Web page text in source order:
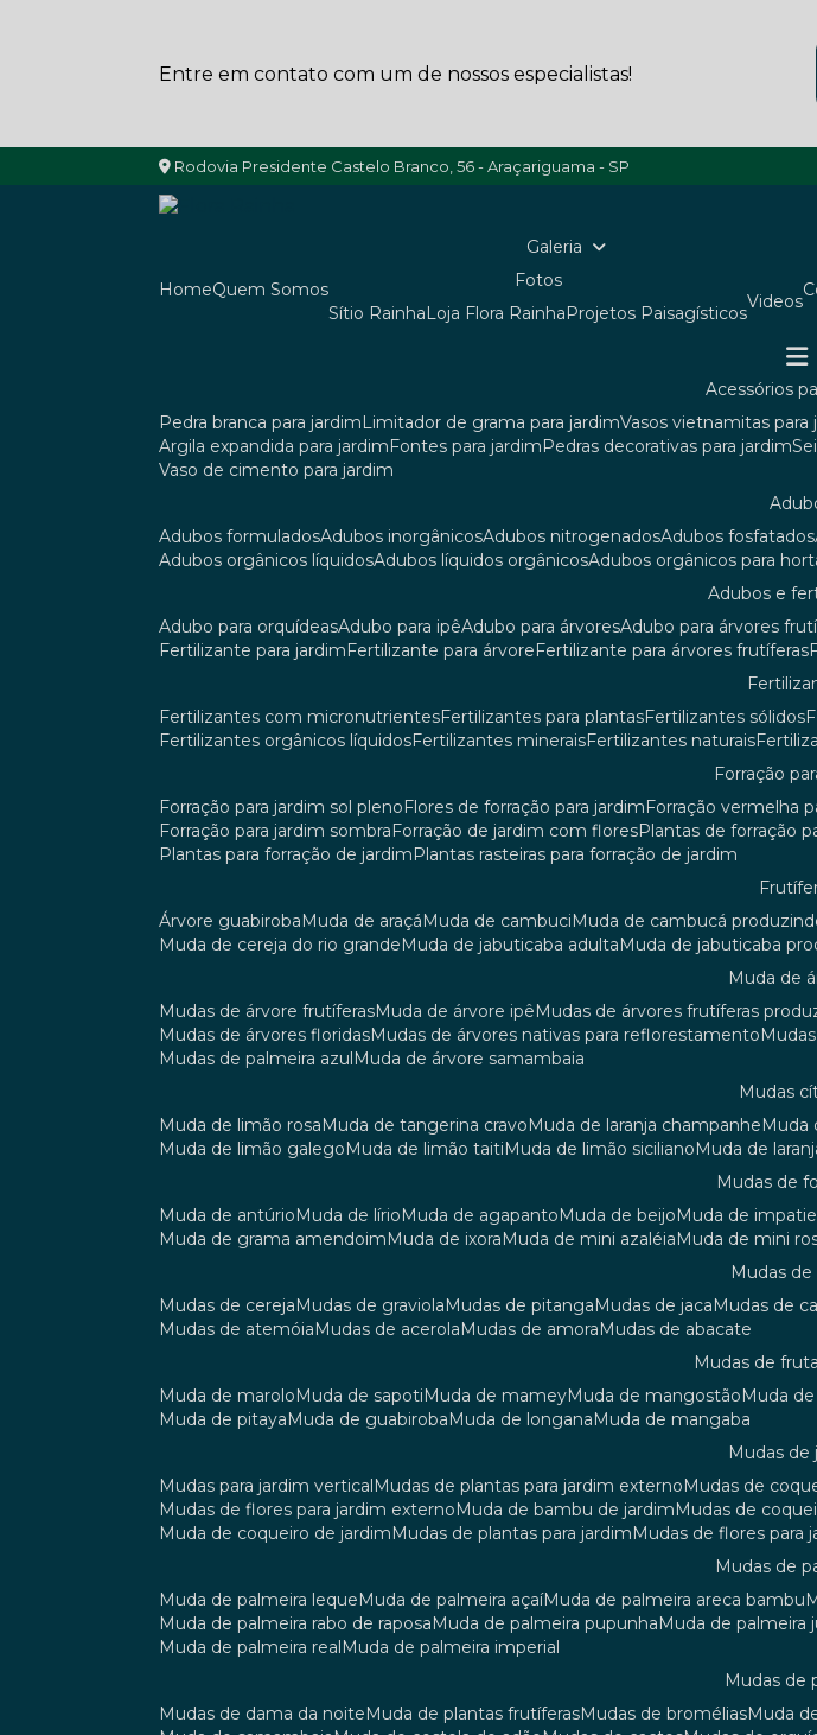
Entre em contato com um de nossos especialistas!
Rodovia Presidente Castelo Branco, 56 - Araçariguama - SP
Home Quem Somos
Galeria
Fotos
Sítio Rainha
Loja Flora Rainha Projetos Paisagísticos
Videos
acessórios
pedra branca para jardim
limitador de grama para jardim vasos vietnamitas para
argila expandida para jardim
fontes para jardim pedras decorativas para jardim
vaso de cimento para jardim
adubos formulados adubos inorgânicos adubos nitrogenados adubos fosfatados
adubos orgânicos líquidos adubos líquidos orgânicos adubos orgânicos para
adubos e
adubo para orquídeas adubo para ipê adubo para árvores adubo para árvores
fertilizante para jardim
fertilizante para árvore fertilizante para árvores frutíferas
fertilizantes com micronutrientes fertilizantes para plantas fertilizantes sólidos
fertilizantes orgânicos líquidos fertilizantes minerais fertilizantes naturais
forração
forração para jardim sol pleno
flores de forração para jardim forração vermelha
forração para jardim sombra
forração de jardim com flores plantas de forração
plantas para forração de jardim
plantas rasteiras para forração de jardim
árvore guabiroba
muda de araçá muda de cambuci muda de cambucá
muda de cereja do rio grande
muda de jabuticaba adulta muda de jabuticaba
muda de
mudas de árvore frutíferas
muda de árvore ipê mudas de árvores frutíferas
mudas de árvores floridas
mudas de árvores nativas para reflorestamento
mudas de palmeira azul
muda de árvore samambaia
mudas
muda de limão rosa
muda de tangerina cravo muda de laranja champanhe
muda de limão galego
muda de limão taiti muda de limão siciliano muda de
mudas de
muda de antúrio
muda de lírio muda de agapanto muda de beijo muda de
muda de grama amendoim
muda de ixora muda de mini azaléia
muda de mini
mudas
mudas de cereja
mudas de graviola mudas de pitanga mudas de jaca mudas de
mudas de atemóia
mudas de acerola mudas de amora
mudas de abacate
mudas de
muda de marolo
muda de sapoti muda de mamey muda de mangostão muda
muda de pitaya
muda de guabiroba muda de longana
muda de mangaba
mudas
mudas para jardim vertical
mudas de plantas para jardim externo mudas de
mudas de flores para jardim externo
muda de bambu de jardim mudas de
muda de coqueiro de jardim
mudas de plantas para jardim
mudas de flores para
mudas de
muda de palmeira leque
muda de palmeira açaí muda de palmeira areca bambu
muda de palmeira rabo de raposa
muda de palmeira pupunha muda de palmeira
muda de palmeira real
muda de palmeira imperial
mudas
mudas de dama da noite
muda de plantas frutíferas mudas de bromélias muda